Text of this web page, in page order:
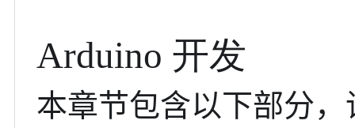
Arduino 开发
本章节包含以下部分